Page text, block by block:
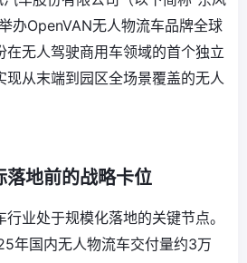
办OpenVAN无人物流车品牌全球
在无人驾驶商用车领域的首个独立
现从末端到园区全场景覆盖的无人
落地前的战略卡位
业处于规模化落地的关键节点。
年国内无人物流车交付量约3万